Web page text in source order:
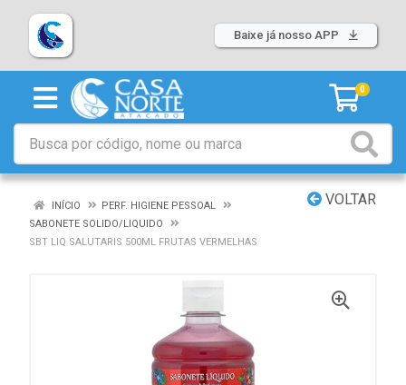
Baixe já nosso APP
0
VOLTAR
INÍCIO
PERF. HIGIENE PESSOAL
SABONETE SOLIDO/LIQUIDO
SBT LIQ SALUTARIS 500ML FRUTAS VERMELHAS